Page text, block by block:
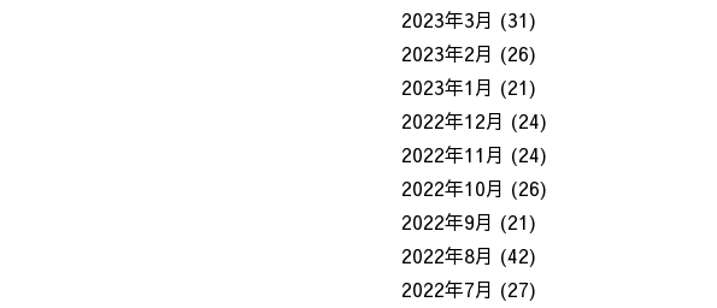
2023年3月 (31)
2023年2月 (26)
2023年1月 (21)
2022年12月 (24)
2022年11月 (24)
2022年10月 (26)
2022年9月 (21)
2022年8月 (42)
2022年7月 (27)